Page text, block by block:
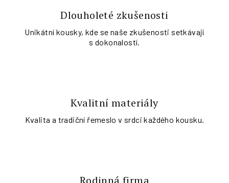
Dlouholeté zkušenosti
Unikátní kousky, kde se naše zkušenosti setkávají
s dokonalostí.
Kvalitní materiály
Kvalita a tradiční řemeslo v srdci každého kousku.
Rodinná firma